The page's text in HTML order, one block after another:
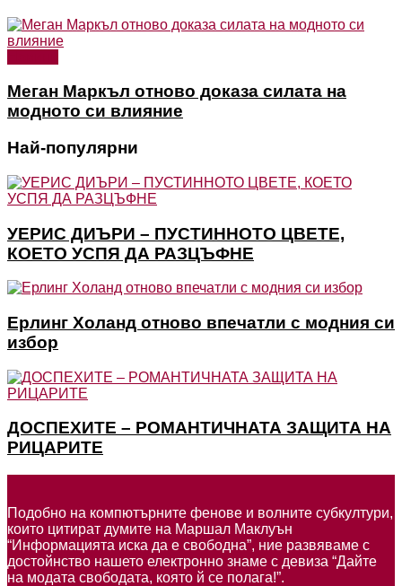
Меган Маркъл отново доказа силата на
модното си влияние
Най-популярни
УЕРИС ДИЪРИ – ПУСТИННОТО ЦВЕТЕ,
КОЕТО УСПЯ ДА РАЗЦЪФНЕ
Ерлинг Холанд отново впечатли с модния си
избор
ДОСПЕХИТЕ – РОМАНТИЧНАТА ЗАЩИТА НА
РИЦАРИТЕ
Подобно на компютърните фенове и волните субкултури,
които цитират думите на Маршал Маклуън
“Информацията иска да е свободна”, ние развяваме с
достойнство нашето електронно знаме с девиза “Дайте
на модата свободата, която й се полага!”.